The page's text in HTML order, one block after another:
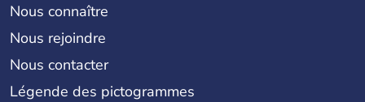
Nous connaître
Nous rejoindre
Nous contacter
Légende des pictogrammes